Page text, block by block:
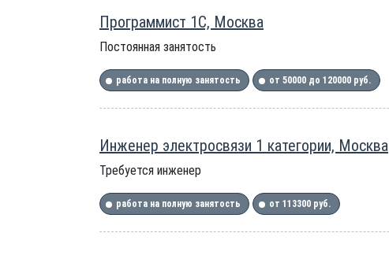
Программист 1С, Москва
Постоянная занятость
работа на полную занятость от 50000 до 120000 руб.
Инженер электросвязи 1 категории, Москва
Требуется инженер
работа на полную занятость от 113300 руб.